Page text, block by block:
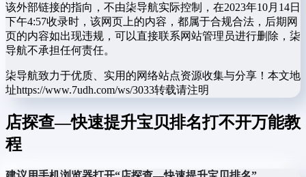
该外部链接的指向，不由柒导航实际控制，在2023年10月14日
下午4:57收录时，该网页上的内容，都属于合规合法，后期网
页的内容如出现违规，可以直接联系网站管理员进行删除，柒
导航不承担任何责任。
柒导航致力于优质、实用的网络站点资源收集与分享！ 本文地
址https://www.7udh.com/ws/3033转载请注明
店探查—快速提升宝贝排名打不开万能教
程